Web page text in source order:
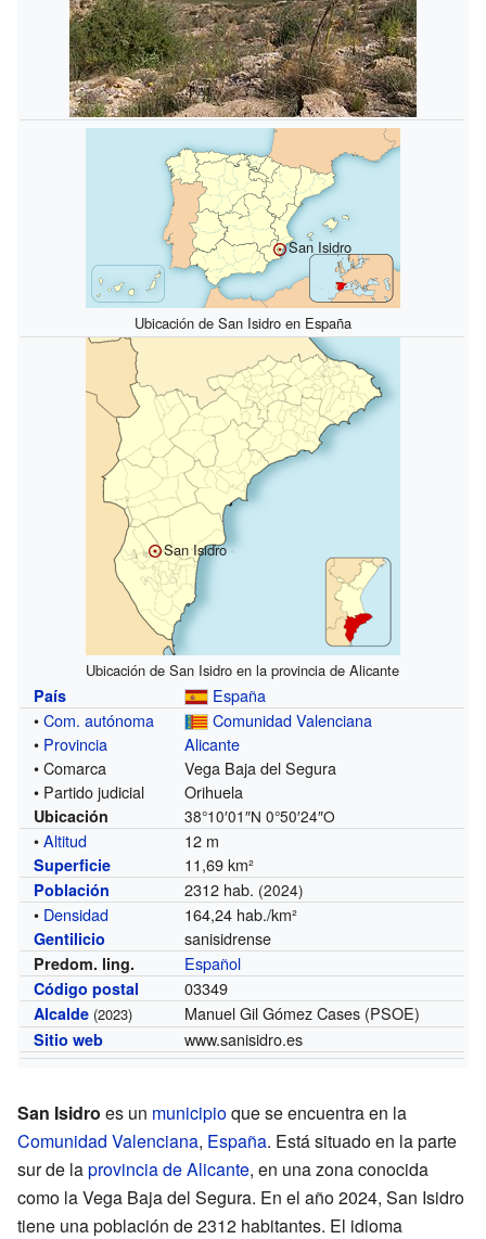
San Isidro
Ubicación de San Isidro en España
San Isidro
Ubicación de San Isidro en la provincia de Alicante
País
España
•Com. autónoma
Comunidad Valenciana
• Provincia
Alicante
• Comarca
Vega Baja del Segura
• Partido judicial
Orihuela
Ubicación 38°10′01″N 0°50′24″O
•Altitud 12 m
Superficie 11,69 km²
Población 2312 hab. (2024)
• Densidad 164,24 hab./km²
Gentilicio sanisidrense
Predom. ling. Español
Código postal 03349
Alcalde (2023) Manuel Gil Gómez Cases (PSOE)
Sitio web www.sanisidro.es
San Isidro es un municipioque se encuentra en la
Comunidad Valenciana, España. Está situado en la parte
sur de laprovincia de Alicante, en una zona conocida
como la Vega Baja del Segura. En el año 2024, San Isidro
tiene una población de 2312 habitantes. El idioma